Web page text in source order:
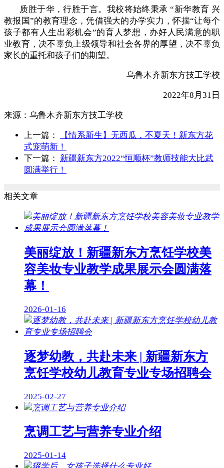
质胜于华，行胜于言。我校将始终秉承 “新华教育 兴
教报国”的教育理念，凭借强大的办学实力，怀揣“让每个
孩子都有人生出彩机会”的育人梦想，办好人民满意的职
业教育，决不辜负上级领导和社会各界的厚望，决不辜负
家长的重托和孩子们的期望。
乌鲁木齐新东方技工学校
2022年8月31日
来源： 乌鲁木齐新东方技工学校
上一篇：
【情系新生】无西瓜，不夏天！新东方花
式宠萌新！
下一篇： 新疆新东方2022“恒顺杯”教师技能大比武
圆满举行！
相关文章
美丽绽放！新疆新东方烹饪学校美
容美妆专业教学成果展示会圆满落
幕！
2026-01-16
逐梦幼教，共赴未来 | 新疆新东方
烹饪学校幼儿教育专业专场招聘会
2025-02-27
烹调工艺与营养专业介绍
2025-01-14